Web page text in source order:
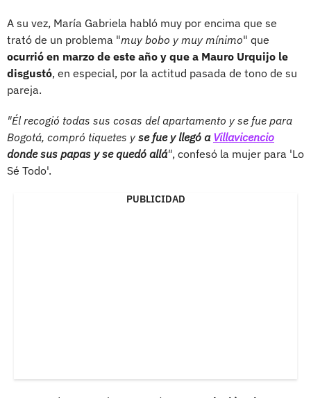
A su vez, María Gabriela habló muy por encima que se
trató de un problema "muy bobo y muy mínimo" que
ocurrió en marzo de este año y que a Mauro Urquijo le
disgustó, en especial, por la actitud pasada de tono de su
pareja.
"Él recogió todas sus cosas del apartamento y se fue para
Bogotá, compró tiquetes y se fue y llegó a Villavicencio
donde sus papas y se quedó allá", confesó la mujer para 'Lo
Sé Todo'.
PUBLICIDAD